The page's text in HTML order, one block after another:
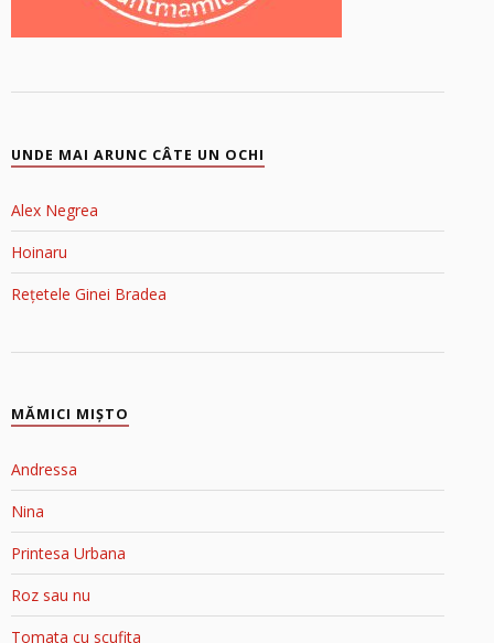
UNDE MAI ARUNC CÂTE UN OCHI
Alex Negrea
Hoinaru
Rețetele Ginei Bradea
MĂMICI MIŞTO
Andressa
Nina
Printesa Urbana
Roz sau nu
Tomata cu scufita